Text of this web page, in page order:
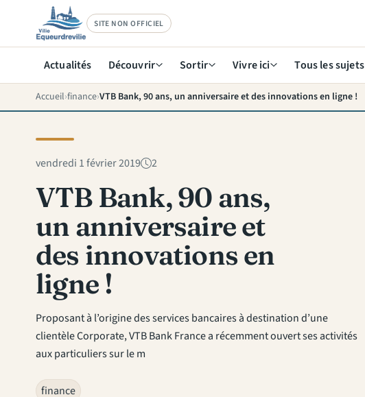
SITE NON OFFICIEL
Actualités Découvrir Sortir Vivre ici Tous les sujets
Accueil finance VTB Bank, 90 ans, un anniversaire et des innovations en ligne !
vendredi 1 février 2019 2
VTB Bank, 90 ans,
un anniversaire et
des innovations en
ligne !
Proposant à l’origine des services bancaires à destination d’une
clientèle Corporate, VTB Bank France a récemment ouvert ses activités
aux particuliers sur le m
finance